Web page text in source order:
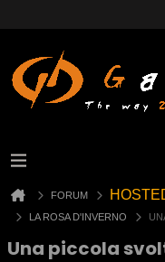
FORUM
LA ROSA D'INVERNO
Una piccola